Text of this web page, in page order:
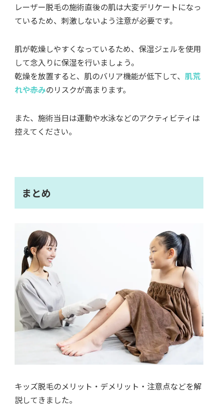
レーザー脱毛の施術直後の肌は大変デリケートになっ
ているため、刺激しないよう注意が必要です。
肌が乾燥しやすくなっているため、保湿ジェルを使用
して念入りに保湿を行いましょう。
乾燥を放置すると、肌のバリア機能が低下して、 肌荒
れや赤みのリスクが高まります。
また、施術当日は運動や水泳などのアクティビティは
控えてください。
まとめ
キッズ脱毛のメリット・デメリット・注意点などを解
説してきました。